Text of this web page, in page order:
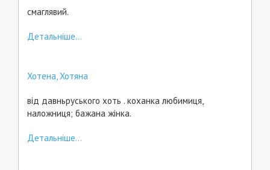
смаглявий.
Детальніше...
Хотена, Хотяна
від давньруського хоть . коханка любимиця,
наложниця; бажана жінка.
Детальніше...